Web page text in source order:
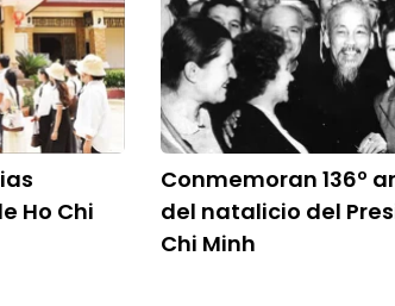
Ho Chi
Conmemoran 136º
del natalicio del
Chi Minh